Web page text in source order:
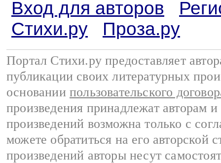
Вход для авторов
Стихи.ру
Проза.ру
Портал Стихи.ру предоставляет
публикации своих литературных
основании пользовательского
произведения принадлежат авторам
произведений возможна только с
можете обратиться на его авторской
произведений авторы несут